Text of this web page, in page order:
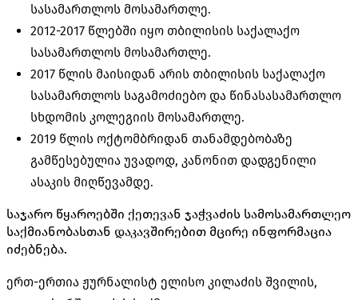
სასამართლოს მოსამართლე.
2012-2017 წლებში იყო თბილისის საქალაქო
სასამართლოს მოსამართლე.
2017 წლის მაისიდან არის თბილისის საქალაქო
სასამართლოს საგამოძიებო და წინასასამართლო
სხდომის კოლეგიის მოსამართლე.
2019 წლის ოქტომბრიდან თანამდებობაზე
გამწესებულია უვადოდ, კანონით დადგენილი
ასაკის მიღწევამდე.
საჯარო წყაროებში ქეთევან ჯაჭვაძის სამოსამართლეო
საქმიანობასთან დაკავშირებით მცირე ინფორმაცია
იძებნება.
ერთ-ერთია ჟურნალისტ ელისო კილაძის შვილის,